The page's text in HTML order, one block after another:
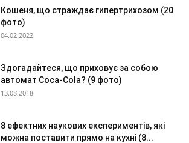
Кошеня, що страждає гипертрихозом (20
фото)
04.02.2022
Здогадайтеся, що приховує за собою
автомат Coca-Cola? (9 фото)
13.08.2018
8 ефектних наукових експериментів, які
можна поставити прямо на кухні (8...